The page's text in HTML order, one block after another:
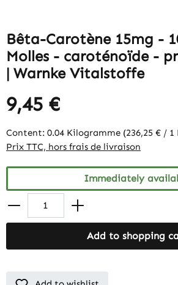
Bêta-Carotène 15mg -
Molles - caroténoïde -
| Warnke Vitalstoffe
9,45 €
Content: 0.04 Kilogramme (236,25 € /
Prix TTC, hors frais de livraison
Immediately
Add to shopping